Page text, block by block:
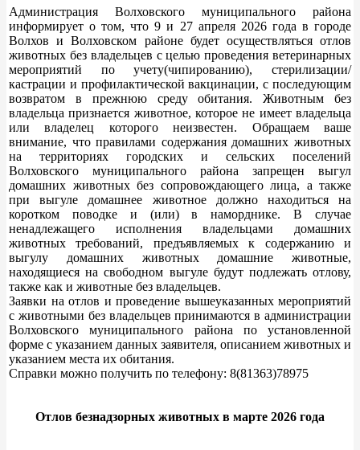
Администрация Волховского муниципального района
информирует о том, что 9 и 27 апреля 2026 года в городе
Волхов и Волховском районе будет осуществляться отлов
животных без владельцев с целью проведения ветеринарных
мероприятий по учету(чипированию), стерилизации/
кастрации и профилактической вакцинации, с последующим
возвратом в прежнюю среду обитания. Животным без
владельца признается животное, которое не имеет владельца
или владелец которого неизвестен. Обращаем ваше
внимание, что правилами содержания домашних животных
на территориях городских и сельских поселений
Волховского муниципального района запрещен выгул
домашних животных без сопровождающего лица, а также
при выгуле домашнее животное должно находиться на
коротком поводке и (или) в наморднике. В случае
ненадлежащего исполнения владельцами домашних
животных требований, предъявляемых к содержанию и
выгулу домашних животных домашние животные,
находящиеся на свободном выгуле будут подлежать отлову,
также как и животные без владельцев.
Заявки на отлов и проведение вышеуказанных мероприятий
с животными без владельцев принимаются в администрации
Волховского муниципального района по установленной
форме с указанием данных заявителя, описанием животных и
указанием места их обитания.
Справки можно получить по телефону: 8(81363)78975
Отлов безнадзорных животных в марте 2026 года